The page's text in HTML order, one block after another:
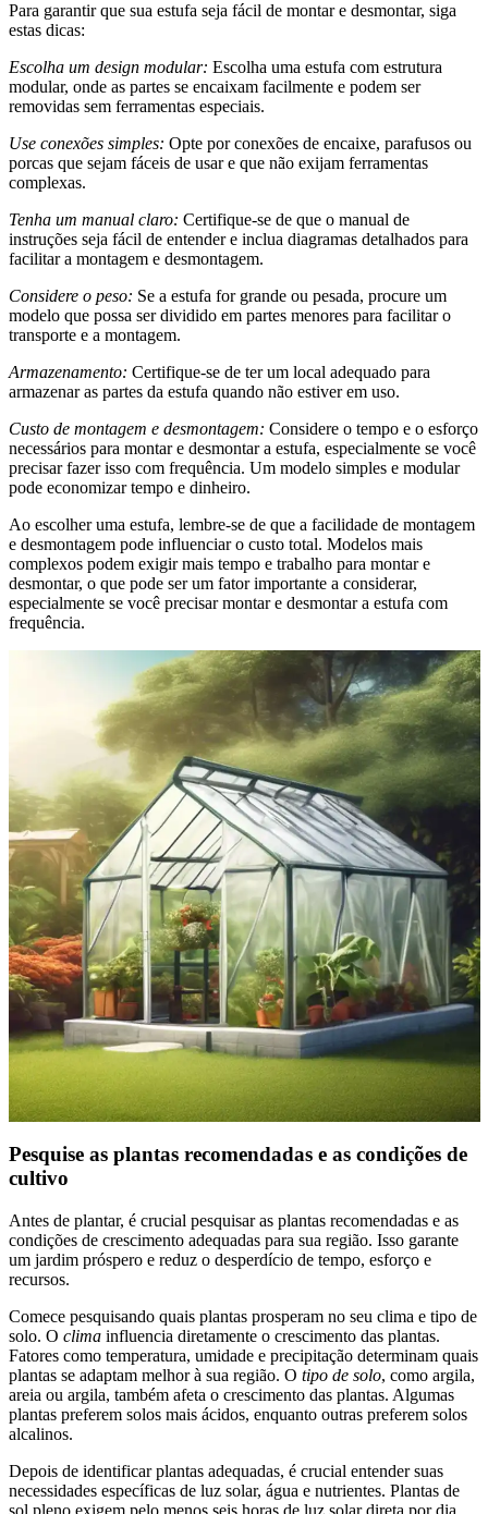
Para garantir que sua estufa seja fácil de montar e desmontar, siga
estas dicas:
Escolha um design modular: Escolha uma estufa com estrutura
modular, onde as partes se encaixam facilmente e podem ser
removidas sem ferramentas especiais.
Use conexões simples: Opte por conexões de encaixe, parafusos ou
porcas que sejam fáceis de usar e que não exijam ferramentas
complexas.
Tenha um manual claro: Certifique-se de que o manual de
instruções seja fácil de entender e inclua diagramas detalhados para
facilitar a montagem e desmontagem.
Considere o peso: Se a estufa for grande ou pesada, procure um
modelo que possa ser dividido em partes menores para facilitar o
transporte e a montagem.
Armazenamento: Certifique-se de ter um local adequado para
armazenar as partes da estufa quando não estiver em uso.
Custo de montagem e desmontagem: Considere o tempo e o esforço
necessários para montar e desmontar a estufa, especialmente se você
precisar fazer isso com frequência. Um modelo simples e modular
pode economizar tempo e dinheiro.
Ao escolher uma estufa, lembre-se de que a facilidade de montagem
e desmontagem pode influenciar o custo total. Modelos mais
complexos podem exigir mais tempo e trabalho para montar e
desmontar, o que pode ser um fator importante a considerar,
especialmente se você precisar montar e desmontar a estufa com
frequência.
Pesquise as plantas recomendadas e as condições de
cultivo
Antes de plantar, é crucial pesquisar as plantas recomendadas e as
condições de crescimento adequadas para sua região. Isso garante
um jardim próspero e reduz o desperdício de tempo, esforço e
recursos.
Comece pesquisando quais plantas prosperam no seu clima e tipo de
solo. O climainfluencia diretamente o crescimento das plantas.
Fatores como temperatura, umidade e precipitação determinam quais
plantas se adaptam melhor à sua região. O tipo de solo, como argila,
areia ou argila, também afeta o crescimento das plantas. Algumas
plantas preferem solos mais ácidos, enquanto outras preferem solos
alcalinos.
Depois de identificar plantas adequadas, é crucial entender suas
necessidades específicas de luz solar, água e nutrientes. Plantas de
sol pleno exigem pelo menos seis horas de luz solar direta por dia,